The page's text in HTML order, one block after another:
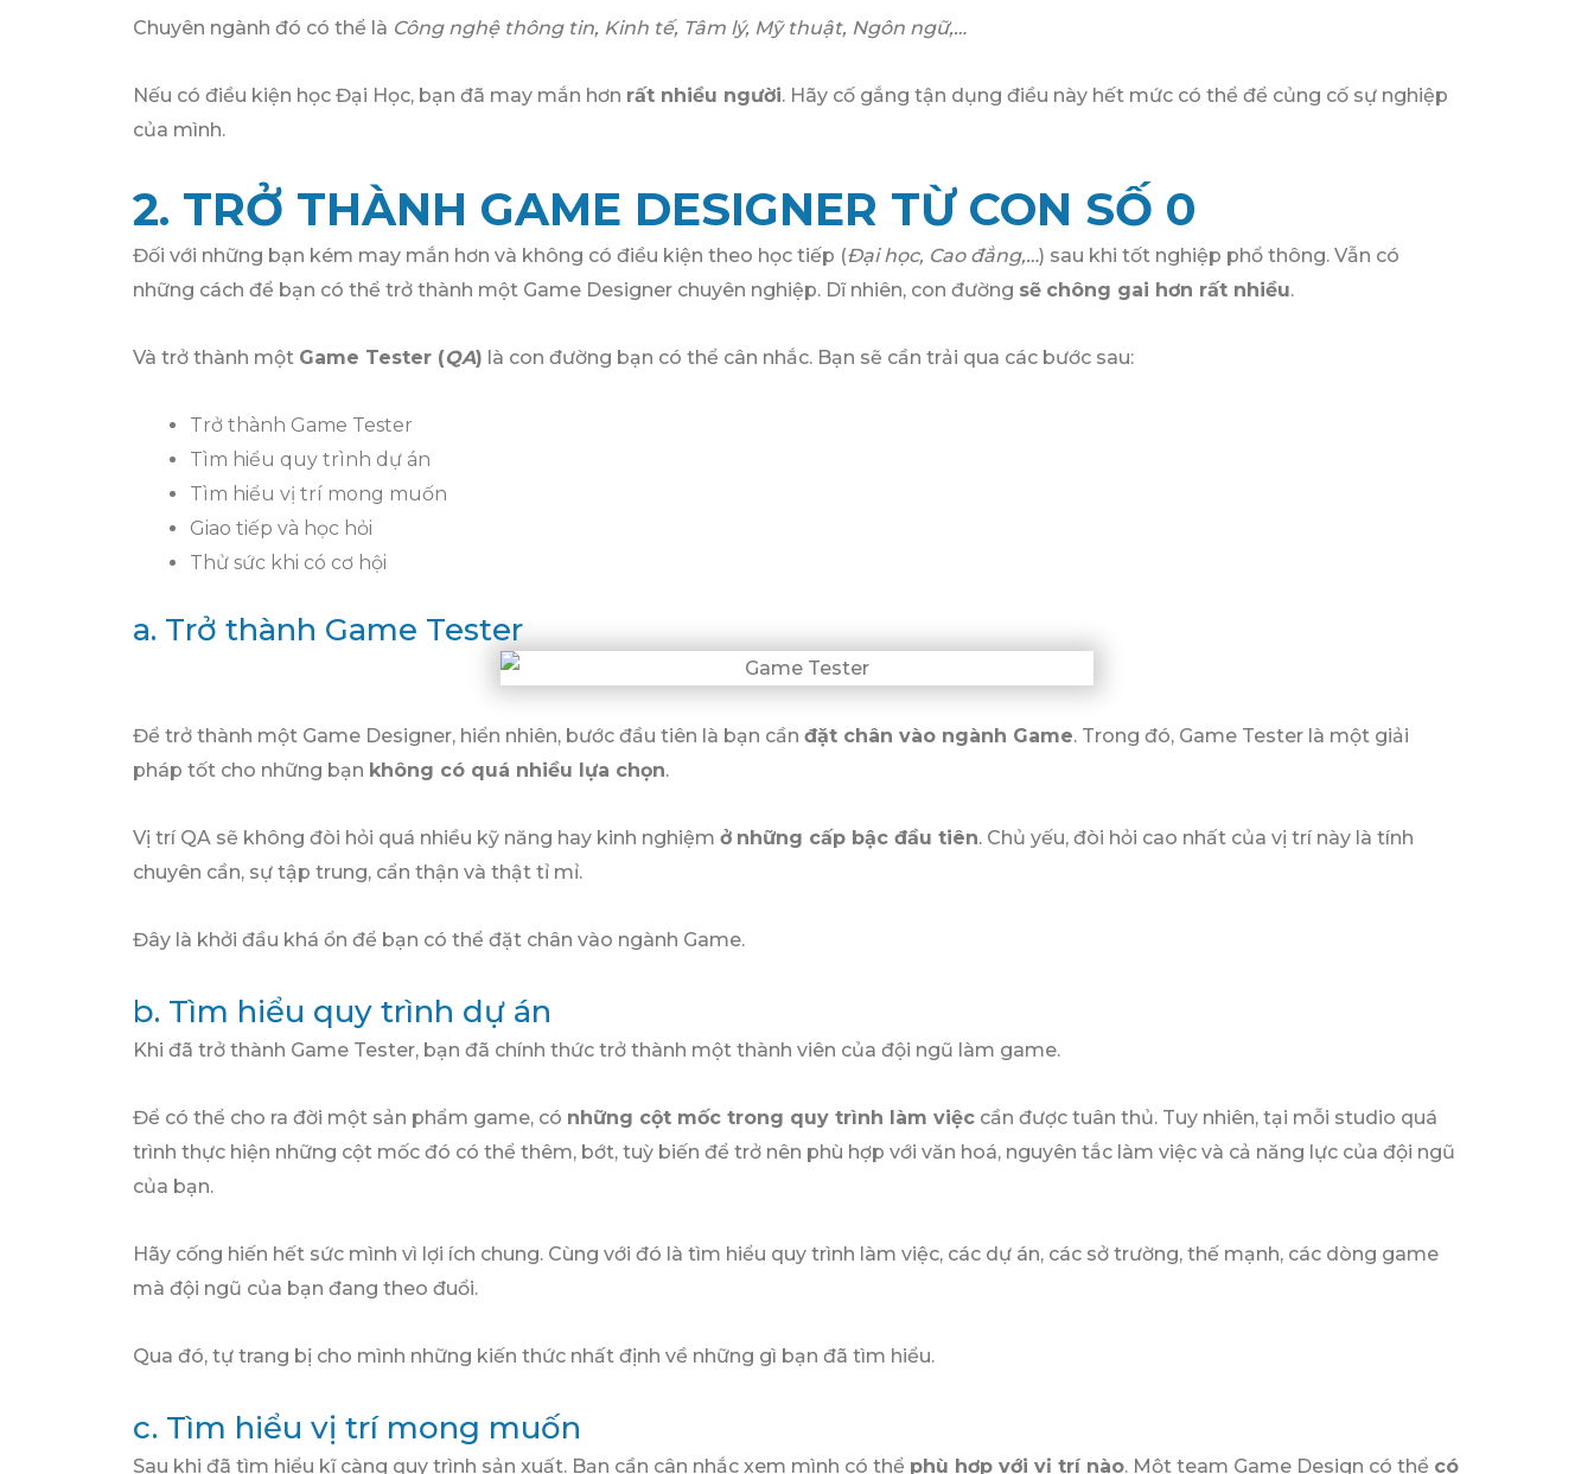
Chuyên ngành đó có thể là Công nghệ thông tin, Kinh tế, Tâm lý, Mỹ thuật, Ngôn ngữ,…
Nếu có điều kiện học Đại Học, bạn đã may mắn hơn rất nhiều người. Hãy cố gắng tận dụng điều này hết mức có thể để củng cố sự nghiệp
của mình.
2. TRỞ THÀNH GAME DESIGNER TỪ CON SỐ 0
Đối với những bạn kém may mắn hơn và không có điều kiện theo học tiếp (Đại học, Cao đẳng,…) sau khi tốt nghiệp phổ thông. Vẫn có
những cách để bạn có thể trở thành một Game Designer chuyên nghiệp. Dĩ nhiên, con đường sẽ chông gai hơn rất nhiều.
Và trở thành một Game Tester (QA) là con đường bạn có thể cân nhắc. Bạn sẽ cần trải qua các bước sau:
Trở thành Game Tester
Tìm hiểu quy trình dự án
Tìm hiểu vị trí mong muốn
Giao tiếp và học hỏi
Thử sức khi có cơ hội
a. Trở thành Game Tester
Để trở thành một Game Designer, hiển nhiên, bước đầu tiên là bạn cần đặt chân vào ngành Game. Trong đó, Game Tester là một giải
pháp tốt cho những bạn không có quá nhiều lựa chọn.
Vị trí QA sẽ không đòi hỏi quá nhiều kỹ năng hay kinh nghiệm ở những cấp bậc đầu tiên. Chủ yếu, đòi hỏi cao nhất của vị trí này là tính
chuyên cần, sự tập trung, cẩn thận và thật tỉ mỉ.
Đây là khởi đầu khá ổn để bạn có thể đặt chân vào ngành Game.
b. Tìm hiểu quy trình dự án
Khi đã trở thành Game Tester, bạn đã chính thức trở thành một thành viên của đội ngũ làm game.
Để có thể cho ra đời một sản phẩm game, có những cột mốc trong quy trình làm việc cần được tuân thủ. Tuy nhiên, tại mỗi studio quá
trình thực hiện những cột mốc đó có thể thêm, bớt, tuỳ biến để trở nên phù hợp với văn hoá, nguyên tắc làm việc và cả năng lực của đội ngũ
của bạn.
Hãy cống hiến hết sức mình vì lợi ích chung. Cùng với đó là tìm hiểu quy trình làm việc, các dự án, các sở trường, thế mạnh, các dòng game
mà đội ngũ của bạn đang theo đuổi.
Qua đó, tự trang bị cho mình những kiến thức nhất định về những gì bạn đã tìm hiểu.
c. Tìm hiểu vị trí mong muốn
Sau khi đã tìm hiểu kĩ càng quy trình sản xuất. Bạn cần cân nhắc xem mình có thể phù hợp với vị trí nào. Một team Game Design có thể có